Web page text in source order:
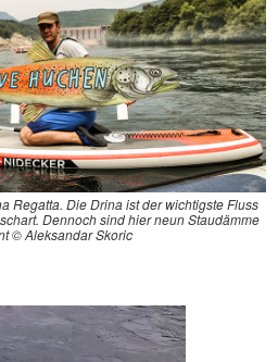
Regatta. Die Drina ist der wichtigste Fluss
Dennoch sind hier neun Staudämme
© Aleksandar Skoric